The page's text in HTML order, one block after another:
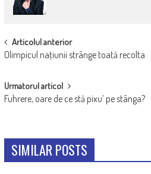
POST
NAVIGATION
Articolul anterior
Olimpicul naţiunii strânge toată recolta
Urmatorul articol
Fuhrere, oare de ce stă pixu’ pe stânga?
SIMILAR POSTS